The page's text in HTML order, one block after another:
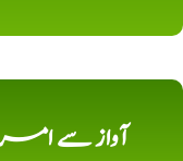
آواز سے